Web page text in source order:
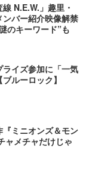
N.E.W.」趣里・
バー紹介映像解禁
のキーワード”も
イズ参加に「一気
ルーロック】
ミニオンズ＆モン
ャメチャだけじゃ